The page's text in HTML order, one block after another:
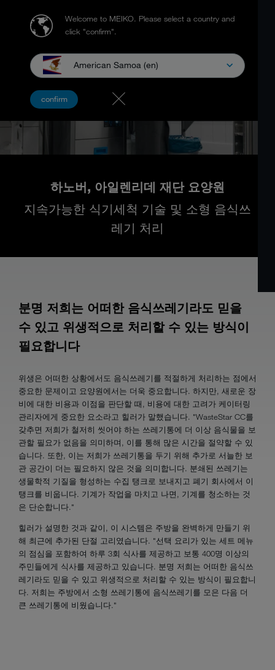
Welcome to MEIKO. Please select a country and
click "confirm".
American Samoa (en)
confirm
하노버, 아일렌리데 재단 요양원
지속가능한 식기세척 기술 및 소형 음식쓰
레기 처리
분명 저희는 어떠한 음식쓰레기라도 믿을
수 있고 위생적으로 처리할 수 있는 방식이
필요합니다
위생은 어떠한 상황에서도 음식쓰레기를 적절하게 처리하는 점에서
중요한 문제이고 요양원에서는 더욱 중요합니다. 하지만, 새로운 장
비에 대한 비용과 이점을 판단할 때, 비용에 대한 고려가 케이터링
관리자에게 중요한 요소라고 힐러가 말했습니다. "WasteStar CC를
갖추면 저희가 철저히 씻어야 하는 쓰레기통에 더 이상 음식물을 보
관할 필요가 없음을 의미하며, 이를 통해 많은 시간을 절약할 수 있
습니다. 또한, 이는 저희가 쓰레기통을 두기 위해 추가로 서늘한 보
관 공간이 더는 필요하지 않은 것을 의미합니다. 분쇄된 쓰레기는
생물학적 기질을 형성하는 수집 탱크로 보내지고 폐기 회사에서 이
탱크를 비웁니다. 기계가 작업을 마치고 나면, 기계를 청소하는 것
은 단순합니다."
힐러가 설명한 것과 같이, 이 시스템은 주방을 완벽하게 만들기 위
해 최근에 추가된 단절 고리였습니다. "선택 요리가 있는 세트 메뉴
의 점심을 포함하여 하루 3회 식사를 제공하고 보통 400명 이상의
주민들에게 식사를 제공하고 있습니다. 분명 저희는 어떠한 음식쓰
레기라도 믿을 수 있고 위생적으로 처리할 수 있는 방식이 필요합니
다. 저희는 주방에서 소형 쓰레기통에 음식쓰레기를 모은 다음 더
큰 쓰레기통에 비웠습니다."